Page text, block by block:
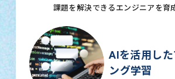
課題を解決できるエンジニアを育
AIを活用し
ング学習